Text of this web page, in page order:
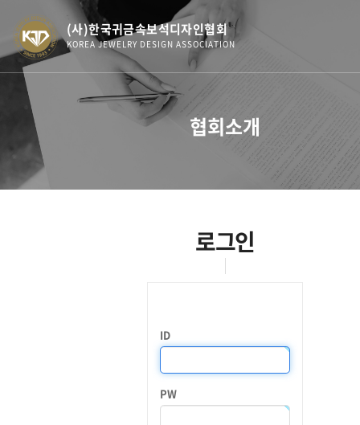
(사)한국귀금속보석디자인협회
KOREA JEWELRY DESIGN ASSOCIATION
협회소개
로그인
ID
PW